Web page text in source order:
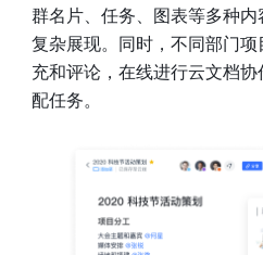
群名片、任务、图表等多种
复杂展现。同时，不同部门
充和评论，在线进行云文档协
配任务。